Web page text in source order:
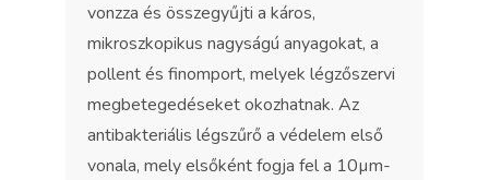
vonzza és összegyűjti a káros,
mikroszkopikus nagyságú anyagokat, a
pollent és finomport, melyek légzőszervi
megbetegedéseket okozhatnak. Az
antibakteriális légszűrő a védelem első
vonala, mely elsőként fogja fel a 10µm-